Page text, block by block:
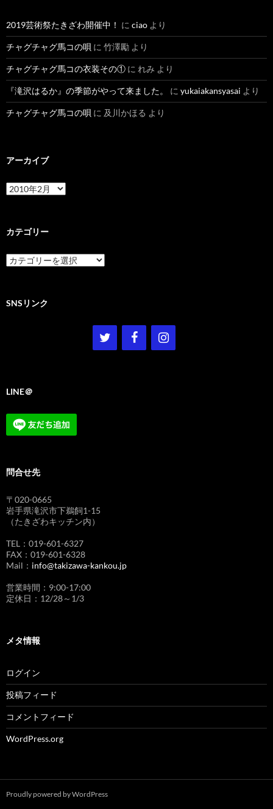
2019芸術祭たきざわ開催中！ に ciao より
チャグチャグ馬コの唄 に 竹澤勵 より
チャグチャグ馬コの衣装その① に れみ より
『滝沢はるか』の季節がやって来ました。 に yukaiakansyasai より
チャグチャグ馬コの唄 に 及川かほる より
アーカイブ
ア
ー
ブ
カテゴリー
カ
テ
ー
SNSリンク
LINE＠
問合せ先
〒020-0665
岩手県滝沢市下鵜飼1-15
（たきざわキッチン内）
TEL：019-601-6327
FAX：019-601-6328
Mail： info@takizawa-kankou.jp
営業時間：9:00-17:00
定休日：12/28～1/3
メタ情報
ログイン
投稿フィード
コメントフィード
WordPress.org
Proudly powered by WordPress